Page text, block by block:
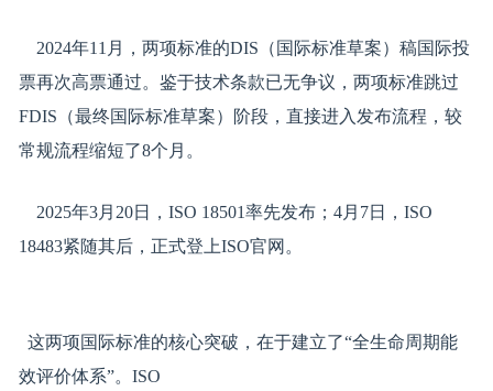
2024年11月，两项标准的DIS（国际标准草案）稿国际投
票再次高票通过。鉴于技术条款已无争议，两项标准跳过
FDIS（最终国际标准草案）阶段，直接进入发布流程，较
常规流程缩短了8个月。
2025年3月20日，ISO 18501率先发布；4月7日，ISO
18483紧随其后，正式登上ISO官网。
这两项国际标准的核心突破，在于建立了“全生命周期能
效评价体系”。ISO